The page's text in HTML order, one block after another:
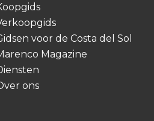
voor de Costa del Sol
Magazine
ons